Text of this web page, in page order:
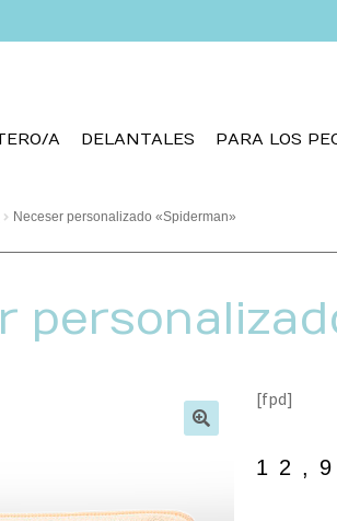
A DELANTALES PARA LOS
Neceser personalizado «Spiderman»
[fpd]